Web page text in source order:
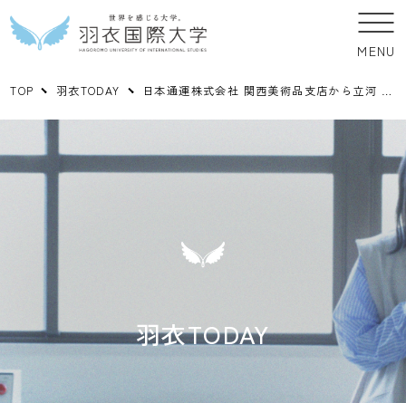
MENU
TOP 羽衣TODAY 日本通運株式会社 関西美術品支店から立河 寿一次長を招き、美術品輸送についてご講演いただきました。
羽衣TODAY